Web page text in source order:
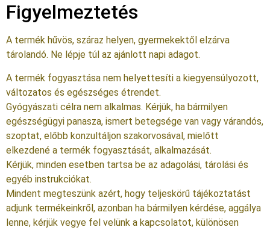
Figyelmeztetés
A termék hűvös, száraz helyen, gyermekektől elzárva
tárolandó. Ne lépje túl az ajánlott napi adagot.
A termék fogyasztása nem helyettesíti a kiegyensúlyozott,
változatos és egészséges étrendet.
Gyógyászati célra nem alkalmas. Kérjük, ha bármilyen
egészségügyi panasza, ismert betegsége van vagy várandós,
szoptat, előbb konzultáljon szakorvosával, mielőtt
elkezdené a termék fogyasztását, alkalmazását.
Kérjük, minden esetben tartsa be az adagolási, tárolási és
egyéb instrukciókat.
Mindent megteszünk azért, hogy teljeskörű tájékoztatást
adjunk termékeinkről, azonban ha bármilyen kérdése, aggálya
lenne, kérjük vegye fel velünk a kapcsolatot, különösen